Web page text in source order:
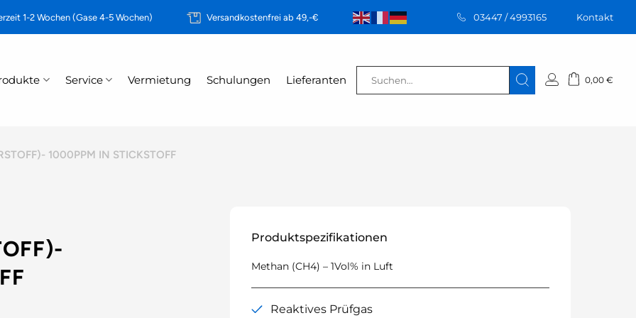
1-2 Wochen (Gase 4-5 Wochen) Versandkostenfrei ab 49,-€ 03447 / 4993165 Kontakt
Service Vermietung Schulungen Lieferanten
Suchen
nach:
0,00 €
1000PPM IN STICKSTOFF
Produktspezifikationen
Methan (CH4) – 1Vol% in Luft
Reaktives Prüfgas